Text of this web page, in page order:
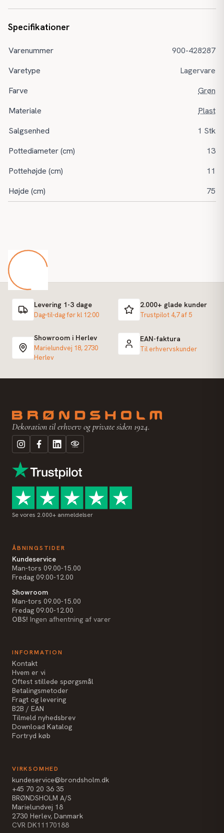
Specifikationer
Varenummer
900-428287
Varetype
Lagervare
Farve
Grøn
Materiale
Plast
Salgsenhed
1 Stk
Pottediameter (cm)
13
Pottehøjde (cm)
11
Højde (cm)
75
Levering 1-3 dage
Dag-til-dag før kl 12:00
2.000+ glade kunder
Trustpilot 4,7 af 5
Showroom i Herlev
Marielundvej 18, 2730
Herlev
EAN-faktura
Til erhvervskunder
Dekoration til erhverv og private siden 1924.
Se vores 2.000+ anmeldelser
ÅBNINGSTIDER
Kundeservice
Man-tors 09.00-15.00
Fredag 09.00-12.00
Showroom
Man-tors 09.00-15.00
Fredag 09.00-12.00
OBS! Ingen afhentning af varer
INFORMATION
Kontakt
Hvem er vi
Oftest stillede spørgsmål
Betalingsmetoder
Fragt og levering
B2B / EAN
Tilmeld nyhedsbrev
Download Katalog
Fortryd køb
VIRKSOMHED
kundeservice@brondsholm.dk
+45 70 20 36 35
BRØNDSHOLM A/S
Marielundvej 18
2730 Herlev, Danmark
CVR DK11170188